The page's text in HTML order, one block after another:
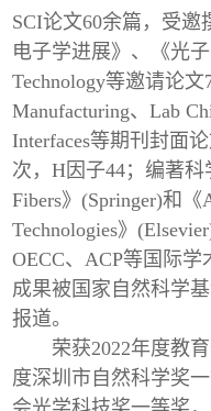
SCI论文60余篇，受
电子学进展》、《光
Technology等邀请论
Manufacturing、Lab
Interfaces等期刊封面
次，H因子44；编著科
Fibers》(Springer)和《
Technologies》
OECC、ACP等国际
成果被国家自然科学
报道。
荣获2022年度教
度深圳市自然科学奖